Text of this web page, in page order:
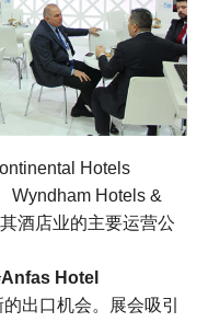
Hotels
Wyndham Hotels &
酒店业的主要运营公
Anfas Hotel
出口机会。展会吸引